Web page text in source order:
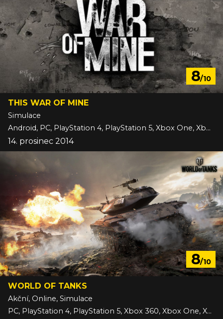
8/10
THIS WAR OF MINE
Simulace
Android, PC, PlayStation 4, PlayStation 5, Xbox One, Xbox Series, iOS
14. prosinec 2014
8/10
WORLD OF TANKS
Akční, Online, Simulace
PC, PlayStation 4, PlayStation 5, Xbox 360, Xbox One, Xbox Series